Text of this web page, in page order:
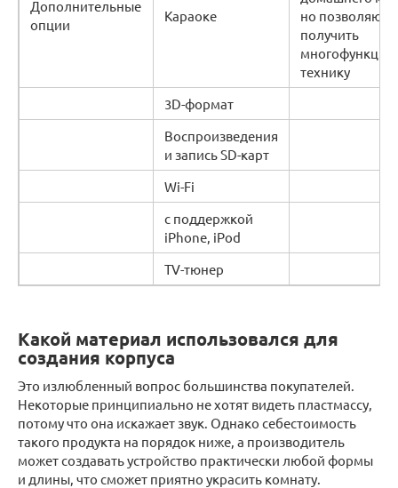
Дополнительные
опции
Караоке
но
получить
технику
3D-формат
Воспроизведения
и запись SD-карт
Wi-Fi
с поддержкой
iPhone, iPod
TV-тюнер
Какой материал использовался для
создания корпуса
Это излюбленный вопрос большинства покупателей.
Некоторые принципиально не хотят видеть пластмассу,
потому что она искажает звук. Однако себестоимость
такого продукта на порядок ниже, а производитель
может создавать устройство практически любой формы
и длины, что сможет приятно украсить комнату.